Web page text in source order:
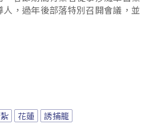
，過年後部落特別召開會議，並
花蓮 誘捕籠